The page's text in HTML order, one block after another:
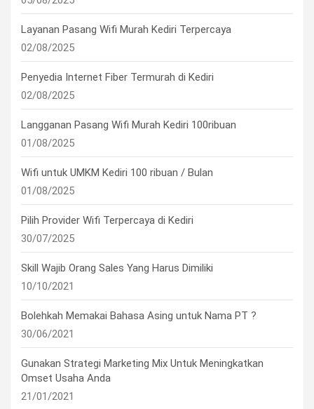
Layanan Pasang Wifi Murah Kediri Terpercaya
02/08/2025
Penyedia Internet Fiber Termurah di Kediri
02/08/2025
Langganan Pasang Wifi Murah Kediri 100ribuan
01/08/2025
Wifi untuk UMKM Kediri 100 ribuan / Bulan
01/08/2025
Pilih Provider Wifi Terpercaya di Kediri
30/07/2025
Skill Wajib Orang Sales Yang Harus Dimiliki
10/10/2021
Bolehkah Memakai Bahasa Asing untuk Nama PT ?
30/06/2021
Gunakan Strategi Marketing Mix Untuk Meningkatkan
Omset Usaha Anda
21/01/2021